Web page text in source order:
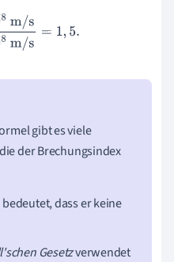
2 ×108m/s =1 5.
gibt es viele
der Brechungsindex
dass er keine
Gesetzverwendet